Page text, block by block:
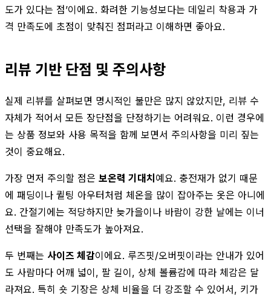
도가 있다는 점’이에요. 화려한 기능성보다는 데일리 착용과 가
격 만족도에 초점이 맞춰진 점퍼라고 이해하면 좋아요.
리뷰 기반 단점 및 주의사항
실제 리뷰를 살펴보면 명시적인 불만은 많지 않았지만, 리뷰 수
자체가 적어서 모든 장단점을 단정하기는 어려워요. 이런 경우에
는 상품 정보와 사용 목적을 함께 보면서 주의사항을 미리 짚는
것이 중요해요.
가장 먼저 주의할 점은 보온력 기대치예요. 충전재가 없기 때문
에 패딩이나 퀼팅 아우터처럼 체온을 많이 잡아주는 옷은 아니에
요. 간절기에는 적당하지만 늦가을이나 바람이 강한 날에는 이너
선택을 잘해야 만족도가 높아져요.
두 번째는 사이즈 체감이에요. 루즈핏/오버핏이라는 안내가 있어
도 사람마다 어깨 넓이, 팔 길이, 상체 볼륨감에 따라 체감은 달
라져요. 특히 숏 기장은 상체 비율을 더 강조할 수 있어서, 키가